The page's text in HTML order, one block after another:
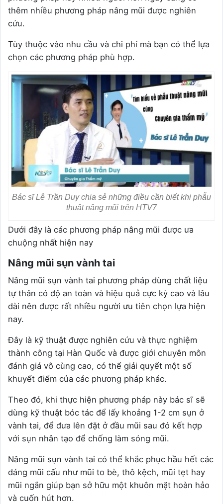
thêm nhiều phương pháp nâng mũi được nghiên
cứu.
Tùy thuộc vào nhu cầu và chi phí mà bạn có thể lựa
chọn các phương pháp phù hợp.
Bác sĩ Lê Trần Duy chia sẻ những điều cần biết khi phẫu
thuật nâng mũi trên HTV7
Dưới đây là các phương pháp nâng mũi được ưa
chuộng nhất hiện nay
Nâng mũi sụn vành tai
Nâng mũi sụn vành tai phương pháp dùng chất liệu
tự thân có độ an toàn và hiệu quả cực kỳ cao và lâu
dài nên được rất nhiều người ưu tiên chọn lựa hiện
nay.
Đây là kỹ thuật được nghiên cứu và thực nghiệm
thành công tại Hàn Quốc và được giới chuyên môn
đánh giá vô cùng cao, có thể giải quyết một số
khuyết điểm của các phương pháp khác.
Theo đó, khi thực hiện phương pháp này bác sĩ sẽ
dùng kỹ thuật bóc tác để lấy khoảng 1-2 cm sụn ở
vành tai, để đưa lên đặt ở đầu mũi sau đó kết hợp
với sụn nhân tạo để chống làm sóng mũi.
Nâng mũi sụn vành tai có thể khắc phục hầu hết các
dáng mũi cấu như mũi to bè, thô kệch, mũi tẹt hay
mũi ngắn giúp bạn sở hữu một khuôn mặt hoàn hảo
và cuốn hút hơn.